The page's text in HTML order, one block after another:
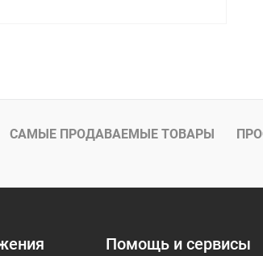
в 1 клик Сравнение
Под заказ
САМЫЕ ПРОДАВАЕМЫЕ ТОВАРЫ
Помощь и сервисы